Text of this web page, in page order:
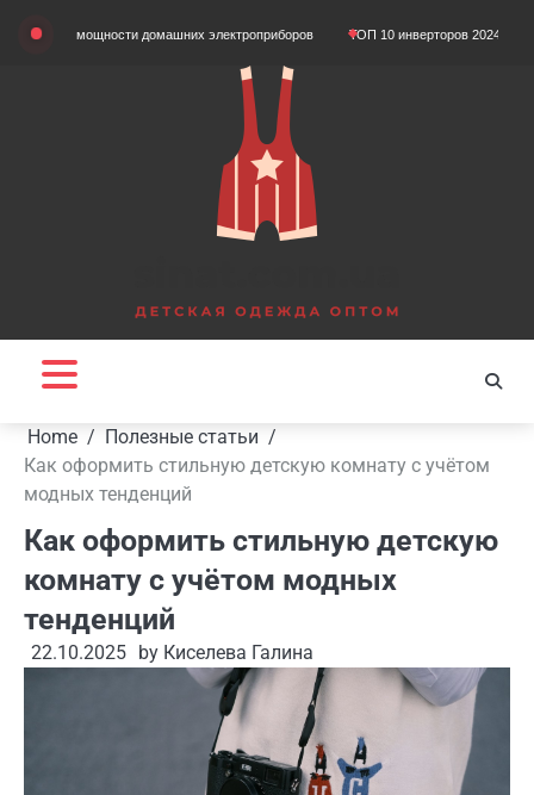
мощности домашних электроприборов ТОП 10 инверторов 2024 года
Home
Полезные статьи
Как оформить стильную детскую комнату с учётом
модных тенденций
Как оформить стильную детскую
комнату с учётом модных
тенденций
22.10.2025 by Киселева Галина